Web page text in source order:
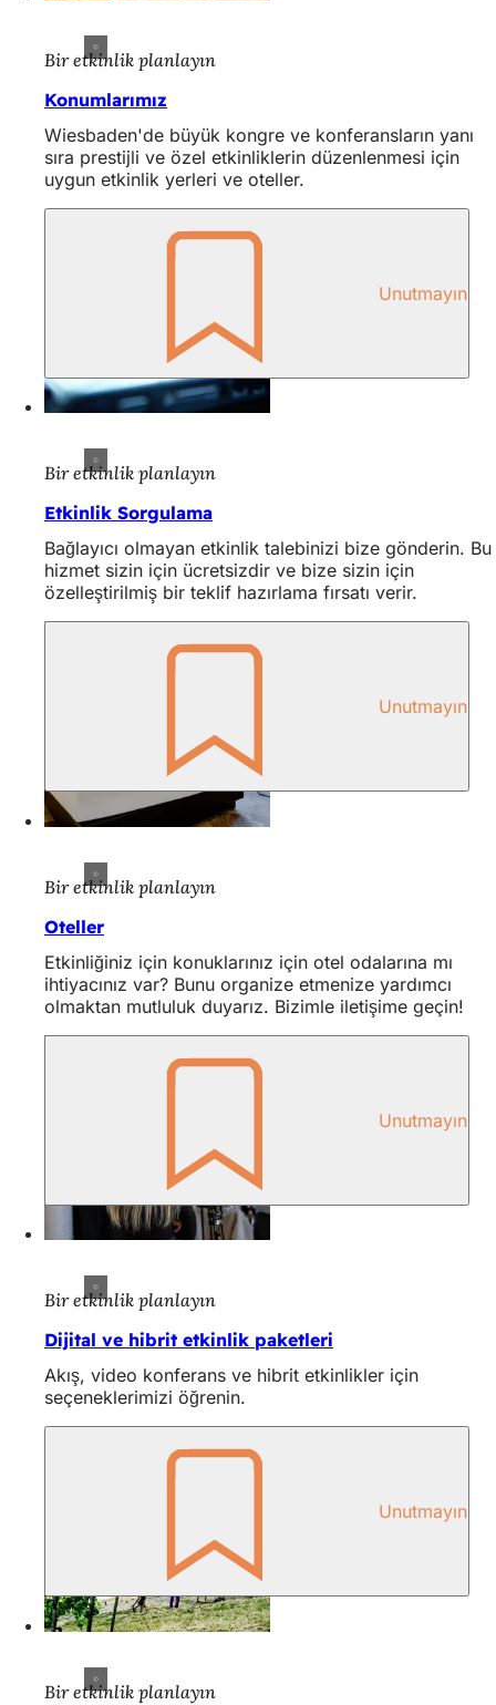
Bir etkinlik planlayın
Konumlarımız
Wiesbaden'de büyük kongre ve konferansların yanı
sıra prestijli ve özel etkinliklerin düzenlenmesi için
uygun etkinlik yerleri ve oteller.
Unutmayın
Bir etkinlik planlayın
Etkinlik Sorgulama
Bağlayıcı olmayan etkinlik talebinizi bize gönderin. Bu
hizmet sizin için ücretsizdir ve bize sizin için
özelleştirilmiş bir teklif hazırlama fırsatı verir.
Unutmayın
Bir etkinlik planlayın
Oteller
Etkinliğiniz için konuklarınız için otel odalarına mı
ihtiyacınız var? Bunu organize etmenize yardımcı
olmaktan mutluluk duyarız. Bizimle iletişime geçin!
Unutmayın
Bir etkinlik planlayın
Dijital ve hibrit etkinlik paketleri
Akış, video konferans ve hibrit etkinlikler için
seçeneklerimizi öğrenin.
Unutmayın
Bir etkinlik planlayın